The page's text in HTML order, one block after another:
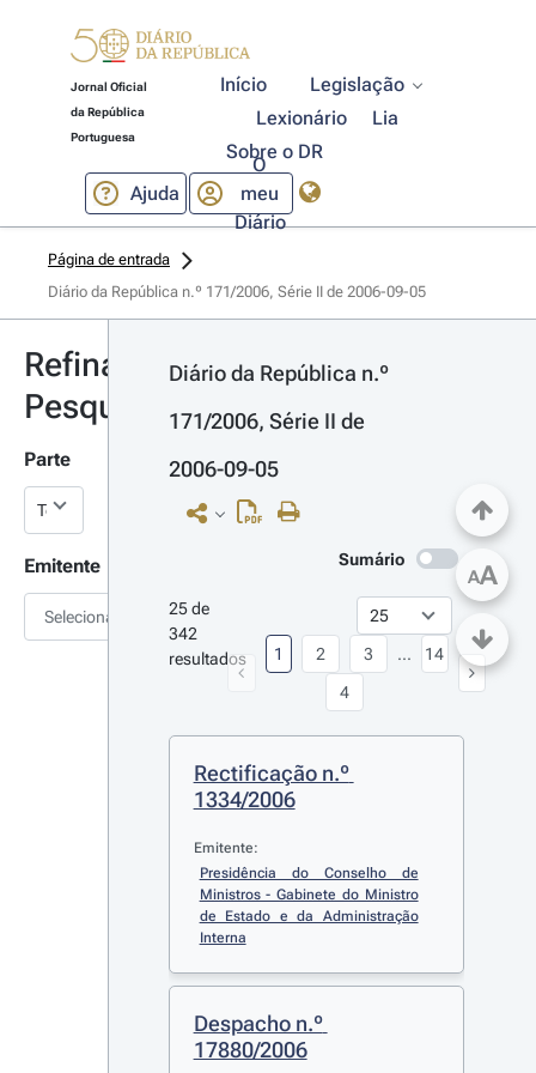
Jornal Oficial
da República
Portuguesa
Início
Legislação
Lexionário
Lia
Sobre o DR
Ajuda
O
meu
Diário
Página de entrada
Diário da República n.º 171/2006, Série II de 2006-09-05
Refinar
Pesquisa
Parte
Emitente
Selecionar
Diário da República n.º
171/2006, Série II de
2006-09-05
Sumário
25 de
342
resultados
1 2
3
4
... 14
Rectificação n.º
1334/2006
Emitente:
Presidência do Conselho de
Ministros - Gabinete do Ministro
de Estado e da Administração
Interna
Despacho n.º
17880/2006
AA